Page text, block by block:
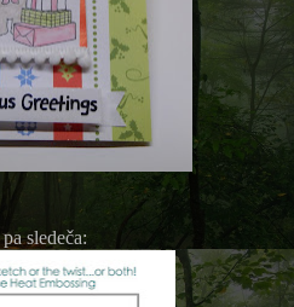
sledeča: